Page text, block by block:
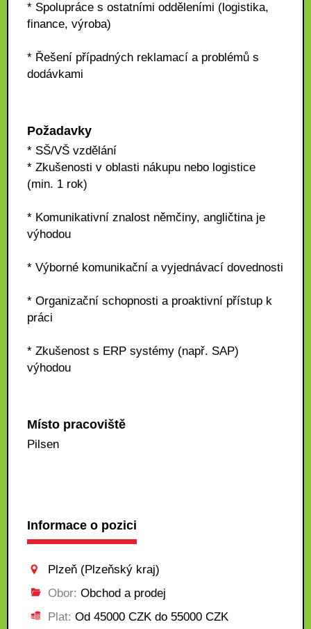
* Spolupráce s ostatními odděleními (logistika,
finance, výroba)
* Řešení případných reklamací a problémů s
dodávkami
Požadavky
* SŠ/VŠ vzdělání
* Zkušenosti v oblasti nákupu nebo logistice
(min. 1 rok)
* Komunikativní znalost němčiny, angličtina je
výhodou
* Výborné komunikační a vyjednávací dovednosti
* Organizační schopnosti a proaktivní přístup k
práci
* Zkušenost s ERP systémy (např. SAP)
výhodou
Místo pracoviště
Pilsen
Informace o pozici
Plzeň (Plzeňský kraj)
Obor: Obchod a prodej
Plat: Od 45000 CZK do 55000 CZK